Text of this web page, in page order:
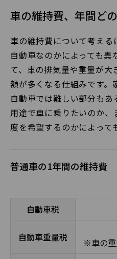
車の維持費、年間ど
車の維持費について考え
自動車なのかによっても異
て、車の排気量や重量が大
額が多くなる仕組みです。
自動車では難しい部分も
用途で車に乗りたいのか
度を希望するのかによって
普通車の1年間の維持費
自動車税
自動車重量税
※車の重